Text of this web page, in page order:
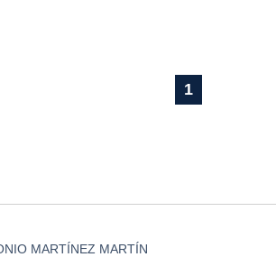
1
MARTÍNEZ MARTÍN